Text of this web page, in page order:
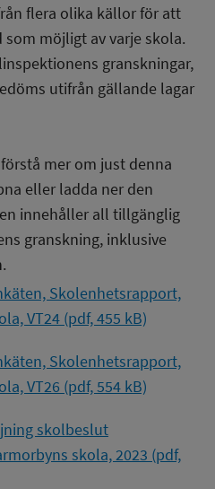
flera olika källor för att
möjligt av varje skola.
granskningar,
utifrån gällande lagar
mer om just denna
eller ladda ner den
innehåller all tillgänglig
granskning, inklusive
Skolenhetsrapport,
VT24 (pdf, 455 kB)
Skolenhetsrapport,
VT26 (pdf, 554 kB)
skolbeslut
skola, 2023 (pdf,